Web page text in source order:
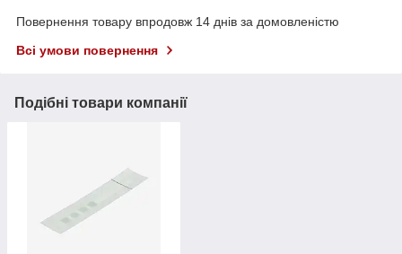
Повернення товару впродовж 14 днів за домовленістю
Всі умови повернення
Подібні товари компанії